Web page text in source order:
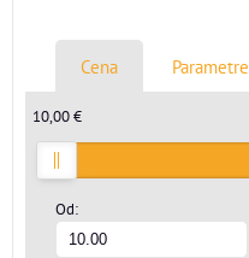
Cena Parametre
Od:
10,00 €